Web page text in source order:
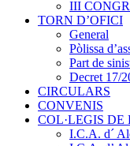
III
TORN D’OFICI
General
Pòlissa
Part de
Decret 17/
CIRCULARS
CONVENIS
COL·LEGIS DE
I.C.A. d´